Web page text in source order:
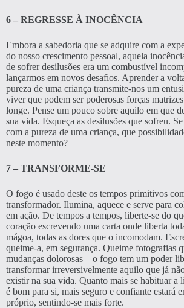
6 – REGRESSE À INOCÊNCIA
Embora a sabedoria que se adquire com a
do nosso crescimento pessoal, aquela
de sofrer desilusões era um combustível
lançarmos em novos desafios. Aprender a
pureza de uma criança transmite-nos um
viver que podem ser poderosas forças
longe. Pense um pouco sobre aquilo em que
sua vida. Esqueça as desilusões que sofreu.
com a pureza de uma criança, que
neste momento?
7 – TRANSFORME-SE
O fogo é usado deste os tempos primitivos
transformador. Ilumina, aquece e serve para
em ação. De tempos a tempos, liberte-se do
coração escrevendo uma carta onde liberta
mágoa, todas as dores que o incomodam.
queime-a, em segurança. Queime fotografias
mudanças dolorosas – o fogo tem um poder
transformar irreversivelmente aquilo que já
existir na sua vida. Quanto mais se habituar a
é bom para si, mais seguro e confiante estará
próprio, sentindo-se mais forte.